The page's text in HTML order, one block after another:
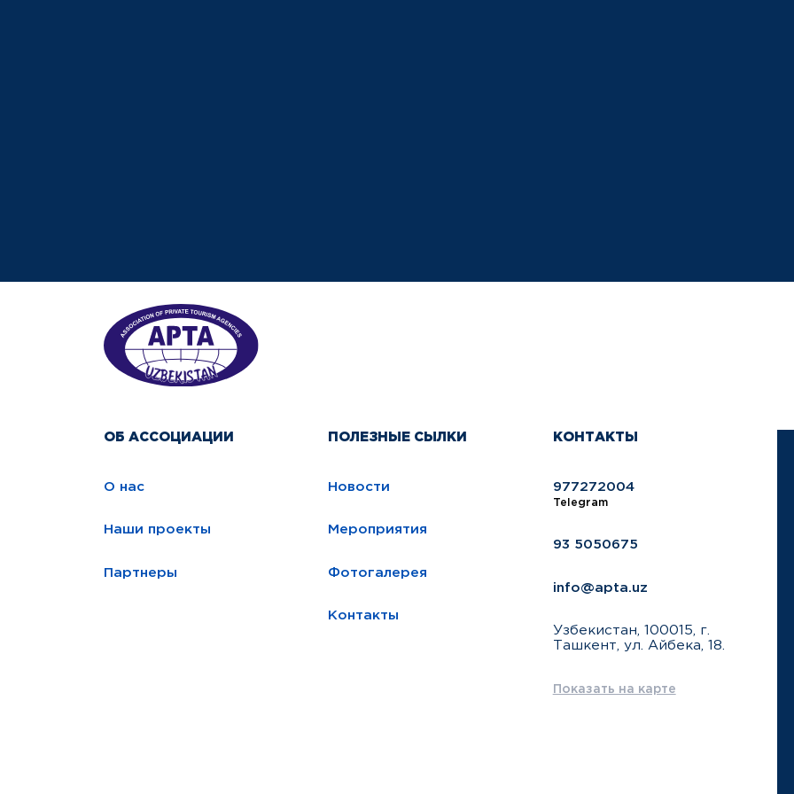
ОБ АССОЦИАЦИИ
О нас
Наши проекты
Партнеры
ПОЛЕЗНЫЕ СЫЛКИ
Новости
Мероприятия
Фотогалерея
Контакты
КОНТАКТЫ
977272004
Telegram
93 5050675
info@apta.uz
Узбекистан, 100015, г.
Ташкент, ул. Айбека, 18.
Показать на карте